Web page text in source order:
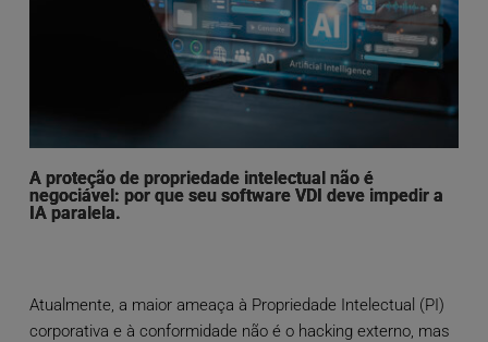
A proteção de propriedade intelectual não é
negociável: por que seu software VDI deve impedir a
IA paralela.
Atualmente, a maior ameaça à Propriedade Intelectual (PI)
corporativa e à conformidade não é o hacking externo, mas